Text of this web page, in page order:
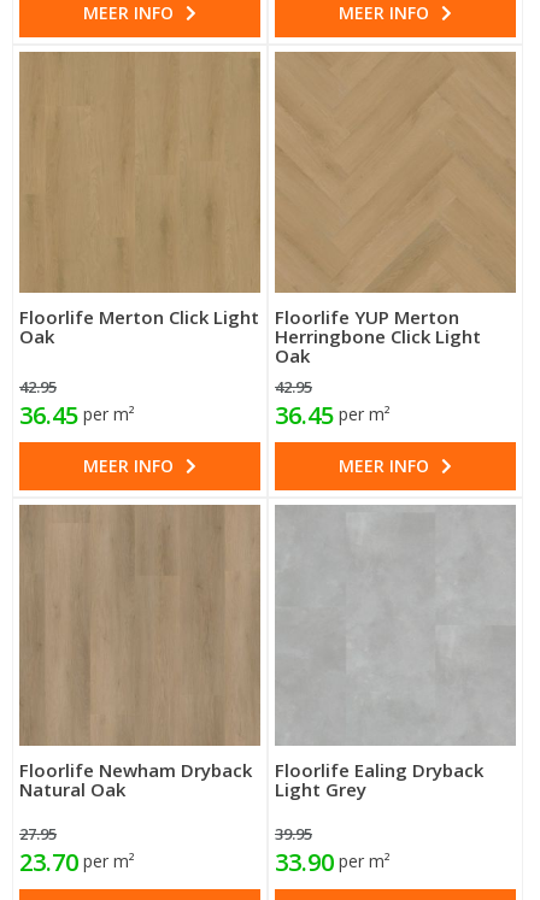
MEER INFO MEER INFO
Floorlife Merton Click Light
Oak
42.95
36.45 per m²
MEER INFO
Floorlife YUP Merton
Herringbone Click Light
Oak
42.95
36.45 per m²
MEER INFO
Floorlife Newham Dryback
Natural Oak
27.95
23.70 per m²
Floorlife Ealing Dryback
Light Grey
39.95
33.90 per m²